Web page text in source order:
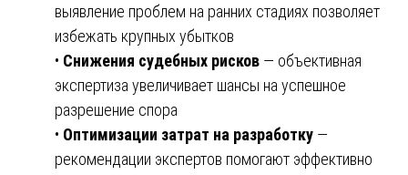
выявление проблем на ранних стадиях позволяет
избежать крупных убытков
• Снижения судебных рисков — объективная
экспертиза увеличивает шансы на успешное
разрешение спора
• Оптимизации затрат на разработку —
рекомендации экспертов помогают эффективно